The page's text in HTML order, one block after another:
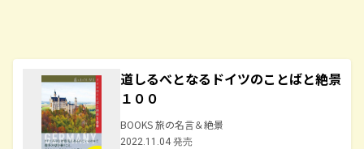
道しるべとなるドイツのことばと絶景
１００
BOOKS 旅の名言＆絶景
2022.11.04 発売